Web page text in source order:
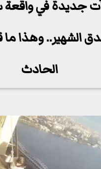
جديدة في واقعة
الشهير.. وهذا ما
الحادث